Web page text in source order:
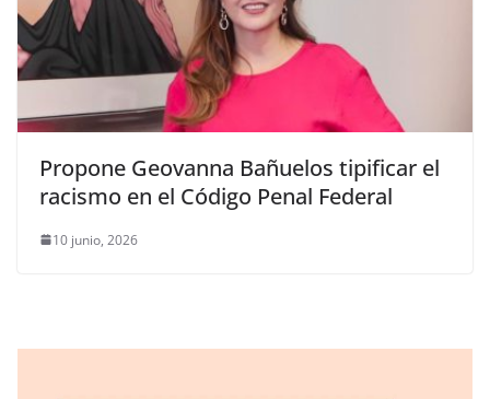
Propone Geovanna Bañuelos tipificar el
racismo en el Código Penal Federal
10 junio, 2026